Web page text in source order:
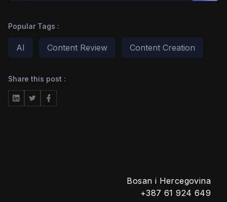
Popular Tags :
AI Content Review Content Creation
Share this post :
Bosan i Hercegovina
+387 61 924 649